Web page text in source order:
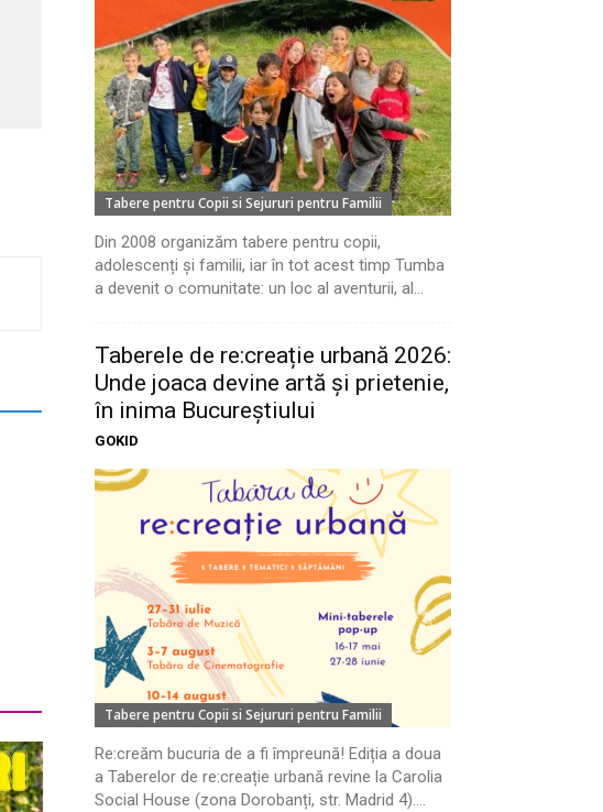
Tabere pentru Copii si Sejururi pentru Familii
Din 2008 organizăm tabere pentru copii,
adolescenți și familii, iar în tot acest timp Tumba
a devenit o comunitate: un loc al aventurii, al...
Taberele de re:creație urbană 2026:
Unde joaca devine artă și prietenie,
în inima Bucureștiului
GOKID
Tabere pentru Copii si Sejururi pentru Familii
Re:creăm bucuria de a fi împreună! Ediția a doua
a Taberelor de re:creație urbană revine la Carolia
Social House (zona Dorobanți, str. Madrid 4)....